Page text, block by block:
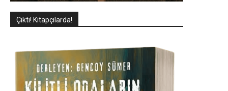
Çıktı! Kitapçılarda!